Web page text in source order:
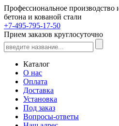
Профессиональное производство
бетона и кованой стали
+7-495-795-17-50
Прием заказов круглосуточно
Каталог
О нас
Оплата
Доставка
Установка
Под заказ
Вопросы-ответы